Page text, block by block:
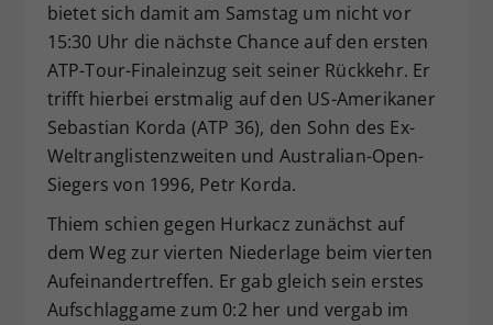
bietet sich damit am Samstag um nicht vor
15:30 Uhr die nächste Chance auf den ersten
ATP-Tour-Finaleinzug seit seiner Rückkehr. Er
trifft hierbei erstmalig auf den US-Amerikaner
Sebastian Korda (ATP 36), den Sohn des Ex-
Weltranglistenzweiten und Australian-Open-
Siegers von 1996, Petr Korda.
Thiem schien gegen Hurkacz zunächst auf
dem Weg zur vierten Niederlage beim vierten
Aufeinandertreffen. Er gab gleich sein erstes
Aufschlaggame zum 0:2 her und vergab im